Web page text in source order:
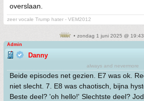
overslaan.
zeer vocale Trump hater - VEM2012
• zondag 1 juni 2025 @
Admin
Danny
always and nevermore
Beide episodes net gezien. E7 was ok.
niet slecht. 7. E8 was chaotisch, bijna
Beste deel? 'oh hello!' Slechtste deel?